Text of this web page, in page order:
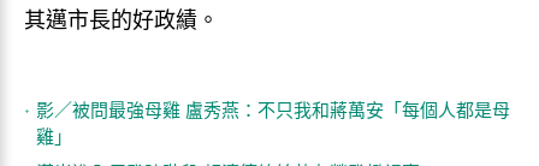
其邁市長的好政績。
影／被問最強母雞 盧秀燕：不只我和蔣萬安「每個人都是母
雞」